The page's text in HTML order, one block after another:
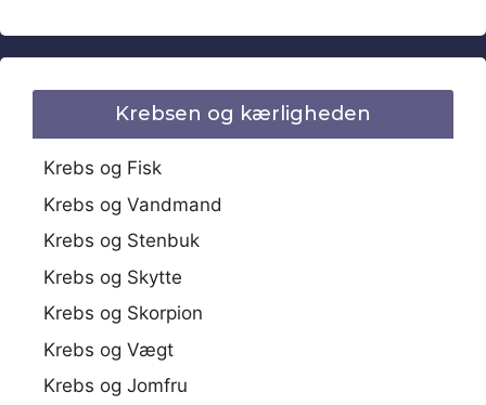
Krebsen og kærligheden
Krebs og Fisk
Krebs og Vandmand
Krebs og Stenbuk
Krebs og Skytte
Krebs og Skorpion
Krebs og Vægt
Krebs og Jomfru